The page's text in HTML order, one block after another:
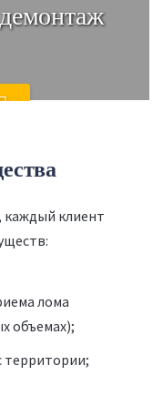
💶
демонтаж
каждый клиент
лома
объемах);
территории;